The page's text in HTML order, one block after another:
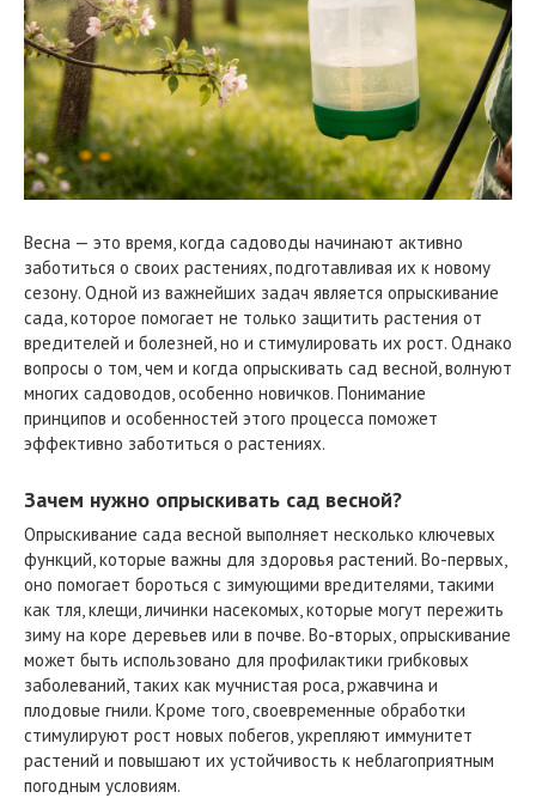
Весна — это время, когда садоводы начинают активно
заботиться о своих растениях, подготавливая их к новому
сезону. Одной из важнейших задач является опрыскивание
сада, которое помогает не только защитить растения от
вредителей и болезней, но и стимулировать их рост. Однако
вопросы о том, чем и когда опрыскивать сад весной, волнуют
многих садоводов, особенно новичков. Понимание
принципов и особенностей этого процесса поможет
эффективно заботиться о растениях.
Зачем нужно опрыскивать сад весной?
Опрыскивание сада весной выполняет несколько ключевых
функций, которые важны для здоровья растений. Во-первых,
оно помогает бороться с зимующими вредителями, такими
как тля, клещи, личинки насекомых, которые могут пережить
зиму на коре деревьев или в почве. Во-вторых, опрыскивание
может быть использовано для профилактики грибковых
заболеваний, таких как мучнистая роса, ржавчина и
плодовые гнили. Кроме того, своевременные обработки
стимулируют рост новых побегов, укрепляют иммунитет
растений и повышают их устойчивость к неблагоприятным
погодным условиям.